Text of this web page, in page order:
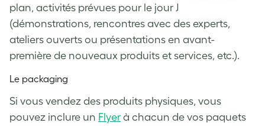
plan, activités prévues pour le jour J
(démonstrations, rencontres avec des experts,
ateliers ouverts ou présentations en avant-
première de nouveaux produits et services, etc.).
Le packaging
Si vous vendez des produits physiques, vous
pouvez inclure un Flyer à chacun de vos paquets